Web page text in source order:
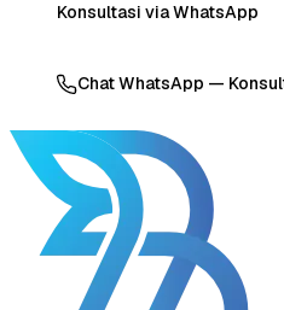
Konsultasi via WhatsApp
Chat WhatsApp —